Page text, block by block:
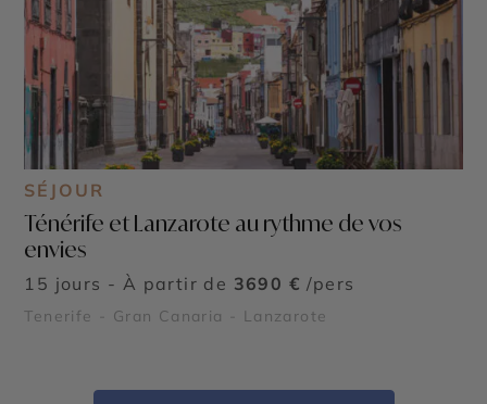
SÉJOUR
Ténérife et Lanzarote au rythme de vos
envies
15 jours - À partir de 3690 € /pers
Tenerife - Gran Canaria - Lanzarote